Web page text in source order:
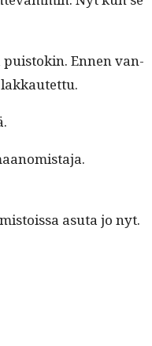
puis­tokin. Ennen van­
asu­ta jo nyt.